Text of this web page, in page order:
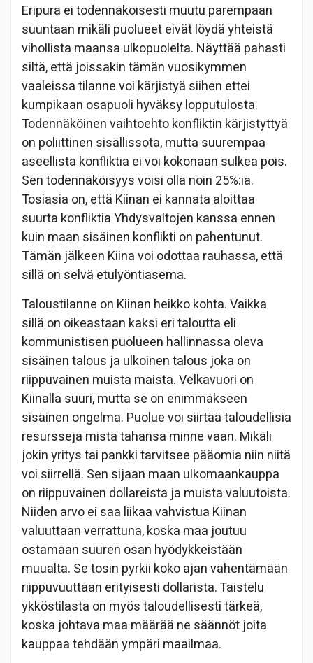
Eripura ei todennäköisesti muutu parempaan
suuntaan mikäli puolueet eivät löydä yhteistä
vihollista maansa ulkopuolelta. Näyttää pahasti
siltä, että joissakin tämän vuosikymmen
vaaleissa tilanne voi kärjistyä siihen ettei
kumpikaan osapuoli hyväksy lopputulosta.
Todennäköinen vaihtoehto konfliktin kärjistyttyä
on poliittinen sisällissota, mutta suurempaa
aseellista konfliktia ei voi kokonaan sulkea pois.
Sen todennäköisyys voisi olla noin 25%:ia.
Tosiasia on, että Kiinan ei kannata aloittaa
suurta konfliktia Yhdysvaltojen kanssa ennen
kuin maan sisäinen konflikti on pahentunut.
Tämän jälkeen Kiina voi odottaa rauhassa, että
sillä on selvä etulyöntiasema.
Taloustilanne on Kiinan heikko kohta. Vaikka
sillä on oikeastaan kaksi eri taloutta eli
kommunistisen puolueen hallinnassa oleva
sisäinen talous ja ulkoinen talous joka on
riippuvainen muista maista. Velkavuori on
Kiinalla suuri, mutta se on enimmäkseen
sisäinen ongelma. Puolue voi siirtää taloudellisia
resursseja mistä tahansa minne vaan. Mikäli
jokin yritys tai pankki tarvitsee pääomia niin niitä
voi siirrellä. Sen sijaan maan ulkomaankauppa
on riippuvainen dollareista ja muista valuutoista.
Niiden arvo ei saa liikaa vahvistua Kiinan
valuuttaan verrattuna, koska maa joutuu
ostamaan suuren osan hyödykkeistään
muualta. Se tosin pyrkii koko ajan vähentämään
riippuvuuttaan erityisesti dollarista. Taistelu
ykköstilasta on myös taloudellisesti tärkeä,
koska johtava maa määrää ne säännöt joita
kauppaa tehdään ympäri maailmaa.